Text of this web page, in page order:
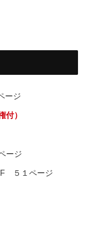
ージ
付）
ージ
５１ページ